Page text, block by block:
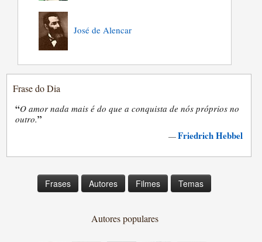
José de Alencar
Frase do Dia
“O amor nada mais é do que a conquista de nós próprios no
outro.”
—Friedrich Hebbel
Frases Autores Filmes Temas
Autores populares